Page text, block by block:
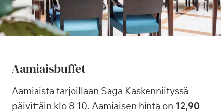
Aamiaisbuffet
Aamiaista tarjoillaan Saga Kaskenniityssä
päivittäin klo 8-10. Aamiaisen hinta on 12,90